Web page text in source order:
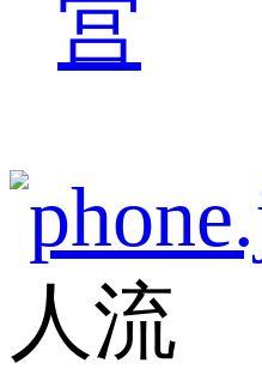
宫
人流